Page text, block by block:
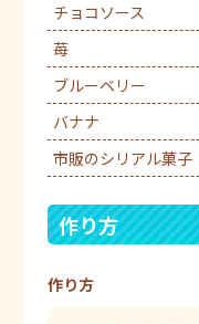
チョコソース
苺
ブルーベリー
バナナ
市販のシリアル菓子
作り方
作り方